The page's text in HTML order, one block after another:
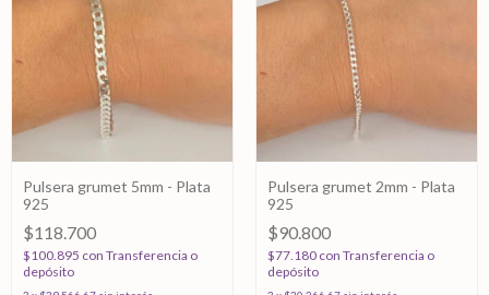
Pulsera grumet 5mm - Plata
925
$118.700
$100.895 con Transferencia o
depósito
Pulsera grumet 2mm - Plata
925
$90.800
$77.180 con Transferencia o
depósito